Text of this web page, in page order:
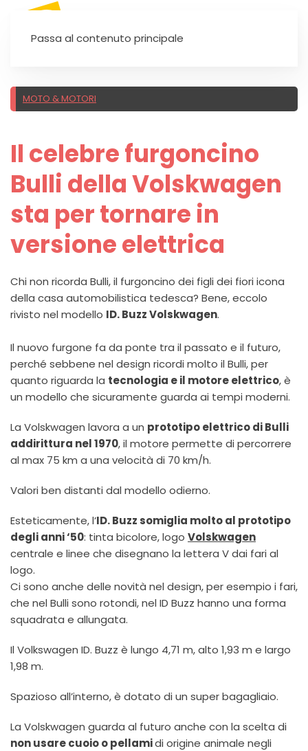
Passa al contenuto principale
MOTO & MOTORI
Il celebre furgoncino
Bulli della Volskwagen
sta per tornare in
versione elettrica
Chi non ricorda Bulli, il furgoncino dei figli dei fiori icona
della casa automobilistica tedesca? Bene, eccolo
rivisto nel modello ID. Buzz Volskwagen.
Il nuovo furgone fa da ponte tra il passato e il futuro,
perché sebbene nel design ricordi molto il Bulli, per
quanto riguarda la tecnologia e il motore elettrico, è
un modello che sicuramente guarda ai tempi moderni.
La Volskwagen lavora a un prototipo elettrico di Bulli
addirittura nel 1970, il motore permette di percorrere
al max 75 km a una velocità di 70 km/h.
Valori ben distanti dal modello odierno.
Esteticamente, l’ID. Buzz somiglia molto al prototipo
degli anni ‘50: tinta bicolore, logo Volskwagen
centrale e linee che disegnano la lettera V dai fari al
logo.
Ci sono anche delle novità nel design, per esempio i fari,
che nel Bulli sono rotondi, nel ID Buzz hanno una forma
squadrata e allungata.
Il Volkswagen ID. Buzz è lungo 4,71 m, alto 1,93 m e largo
1,98 m.
Spazioso all’interno, è dotato di un super bagagliaio.
La Volskwagen guarda al futuro anche con la scelta di
non usare cuoio o pellamidi origine animale negli